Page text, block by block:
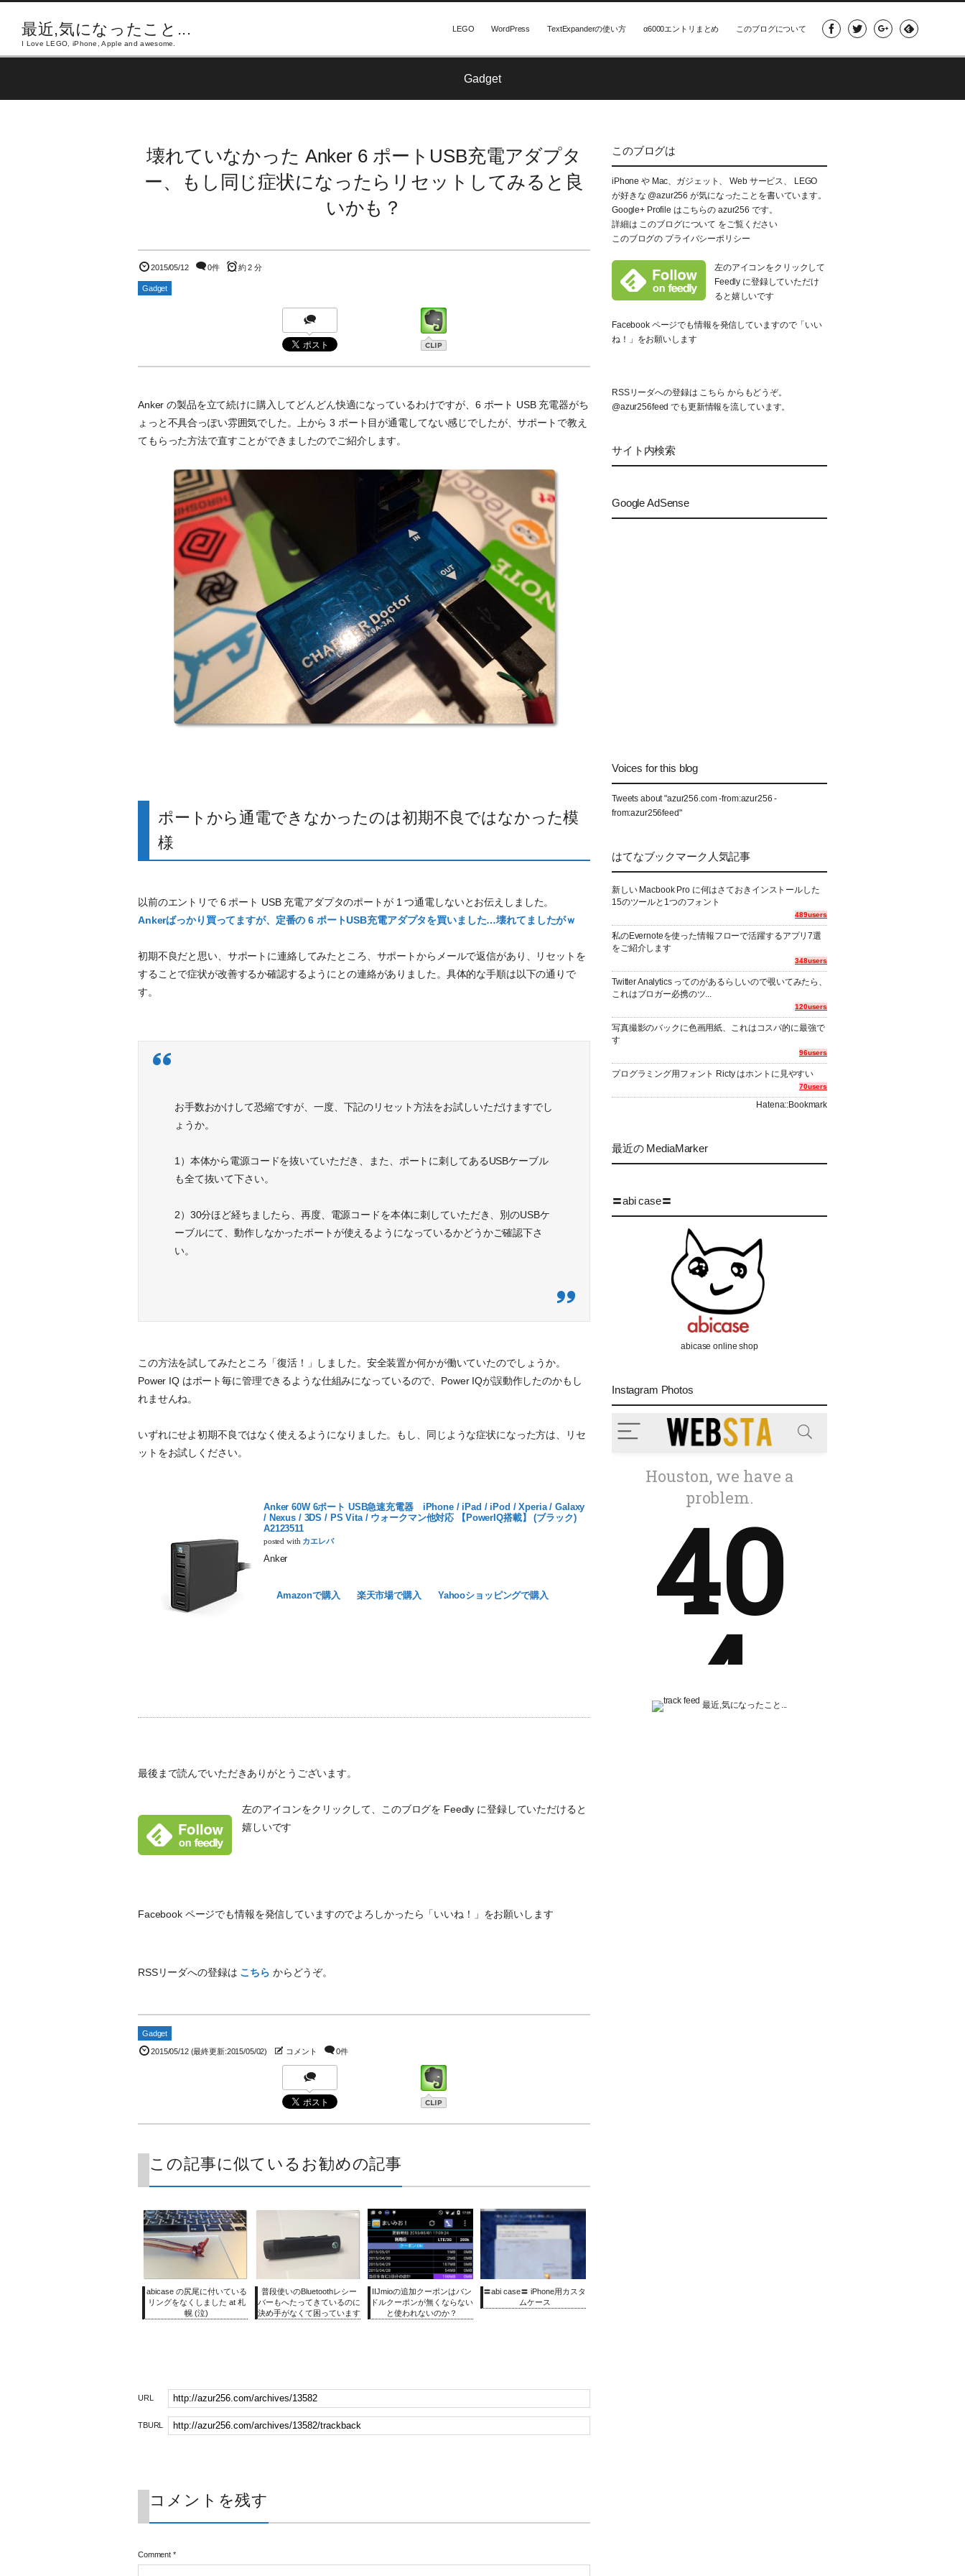
最近,気になったこと...
I Love LEGO, iPhone, Apple and awesome.
LEGO WordPress TextExpanderの使い方 α6000エントリまとめ このブログについて
Gadget
壊れていなかった Anker 6 ポートUSB充電アダプタ
ー、もし同じ症状になったらリセットしてみると良
いかも？
2015/05/12 0件 約 2 分
Gadget
Anker の製品を立て続けに購入してどんどん快適になっているわけですが、6 ポート USB 充電器がち
ょっと不具合っぽい雰囲気でした。上から 3 ポート目が通電してない感じでしたが、サポートで教え
てもらった方法で直すことができましたのでご紹介します。
ポートから通電できなかったのは初期不良ではなかった模
様
以前のエントリで 6 ポート USB 充電アダプタのポートが 1 つ通電しないとお伝えしました。
Ankerばっかり買ってますが、定番の 6 ポートUSB充電アダプタを買いました…壊れてましたがｗ
初期不良だと思い、サポートに連絡してみたところ、サポートからメールで返信があり、リセットを
することで症状が改善するか確認するようにとの連絡がありました。具体的な手順は以下の通りで
す。
お手数おかけして恐縮ですが、一度、下記のリセット方法をお試しいただけますでし
ょうか。
1）本体から電源コードを抜いていただき、また、ポートに刺してあるUSBケーブル
も全て抜いて下さい。
2）30分ほど経ちましたら、再度、電源コードを本体に刺していただき、別のUSBケ
ーブルにて、動作しなかったポートが使えるようになっているかどうかご確認下さ
い。
この方法を試してみたところ「復活！」しました。安全装置か何かが働いていたのでしょうか。
Power IQ はポート毎に管理できるような仕組みになっているので、Power IQが誤動作したのかもし
れませんね。
いずれにせよ初期不良ではなく使えるようになりました。もし、同じような症状になった方は、リセ
ットをお試しください。
Anker 60W 6ポート USB急速充電器 iPhone / iPad / iPod / Xperia / Galaxy
/ Nexus / 3DS / PS Vita / ウォークマン他対応 【PowerIQ搭載】 (ブラック)
A2123511
posted with カエレバ
Anker
Amazonで購入 楽天市場で購入 Yahooショッピングで購入
最後まで読んでいただきありがとうございます。
左のアイコンをクリックして、このブログを Feedly に登録していただけると
嬉しいです
Facebook ページでも情報を発信していますのでよろしかったら「いいね！」をお願いします
RSSリーダへの登録は こちら からどうぞ。
Gadget
2015/05/12(最終更新:2015/05/02) コメント 0件
この記事に似ているお勧めの記事
abicase の尻尾に付いている
リングをなくしました at 札
幌 (泣)
普段使いのBluetoothレシー
バーもへたってきているのに
決め手がなくて困っています
IIJmioの追加クーポンはバン
ドルクーポンが無くならない
と使われないのか？
〓abi case〓 iPhone用カスタ
ムケース
URL
TBURL
コメントを残す
Comment *
このブログは
iPhone や Mac、ガジェット、 Web サービス、 LEGO
が好きな @azur256 が気になったことを書いています。
Google+ Profile はこちらの azur256 です。
詳細は このブログについて をご覧ください
このブログの プライバシーポリシー
左のアイコンをクリックして
Feedly に登録していただけ
ると嬉しいです
Facebook ページでも情報を発信していますので「いい
ね！」をお願いします
RSSリーダへの登録は こちら からもどうぞ。
@azur256feed でも更新情報を流しています。
サイト内検索
Google AdSense
Voices for this blog
Tweets about "azur256.com -from:azur256 -
from:azur256feed"
はてなブックマーク人気記事
新しい Macbook Pro に何はさておきインストールした
15のツールと1つのフォント
489users
私のEvernoteを使った情報フローで活躍するアプリ7選
をご紹介します
348users
Twitter Analytics ってのがあるらしいので覗いてみたら、
これはブロガー必携のツ...
120users
写真撮影のバックに色画用紙、これはコスパ的に最強で
す
96users
プログラミング用フォント Ricty はホントに見やすい
70users
Hatena::Bookmark
最近の MediaMarker
〓abi case〓
abicase online shop
Instagram Photos
最近,気になったこと...